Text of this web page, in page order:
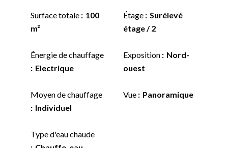
Surface totale
100
m²
Énergie de chauffage
Electrique
Moyen de chauffage
Individuel
Type d'eau chaude
Étage
Surélevé
étage / 2
Exposition
Nord-
ouest
Vue Panoramique